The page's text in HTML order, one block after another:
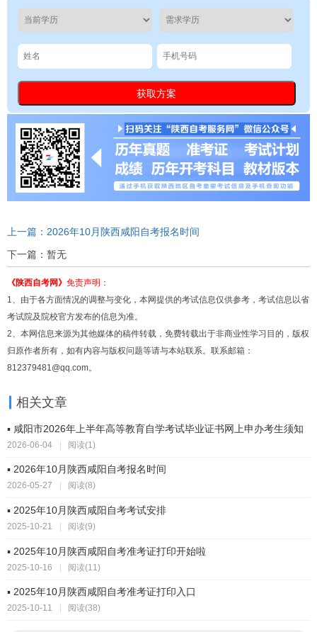
上一篇：2026年10月陕西咸阳自考报名时间
下一篇：暂无
《陕西自考网》 免责声明：
1、由于各方面情况的调整与变化，本网提供的考试信息仅供参考，考试信息以省
考试院及院校官方发布的信息为准。
2、本网信息来源为其他媒体的稿件转载，免费转载出于非商业性学习目的，版权
归原作者所有，如有内容与版权问题等请与本站联系。联系邮箱：
812379481@qq.com。
相关文章
▪ 咸阳市2026年上半年高等教育自学考试毕业证书网上申办考生须知
2026-06-04 | 阅读(1)
▪ 2026年10月陕西咸阳自考报名时间
2026-05-27 阅读(8)
▪ 2025年10月陕西咸阳自考考试安排
2025-10-21 阅读(9)
▪ 2025年10月陕西咸阳自考准考证打印开始啦
2025-10-16 | 阅读(11)
▪ 2025年10月陕西咸阳自考准考证打印入口
2025-10-11 阅读(38)